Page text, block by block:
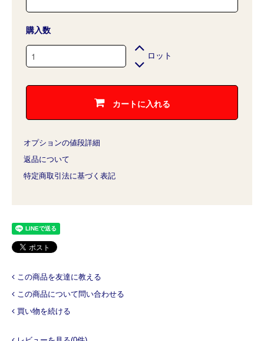
購入数
ロット
カートに入れる
オプションの値段詳細
返品について
特定商取引法に基づく表記
この商品を友達に教える
この商品について問い合わせる
買い物を続ける